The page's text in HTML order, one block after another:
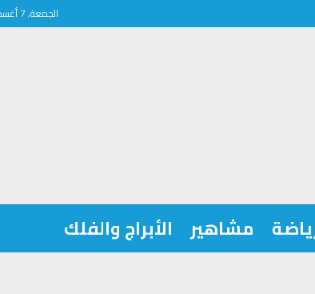
الجمعة, 7 أغسطس, 2026
مشاهير الأبراج والفلك